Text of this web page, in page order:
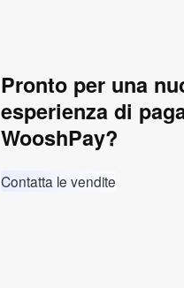
Pronto per una
esperienza di
WooshPay?
Contatta le vendite